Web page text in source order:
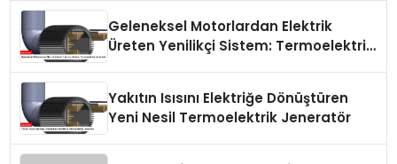
Geleneksel Motorlardan Elektrik
Üreten Yenilikçi Sistem: Termoelektrik
Yakıtın Isısını Elektriğe Dönüştüren
Yeni Nesil Termoelektrik Jeneratör